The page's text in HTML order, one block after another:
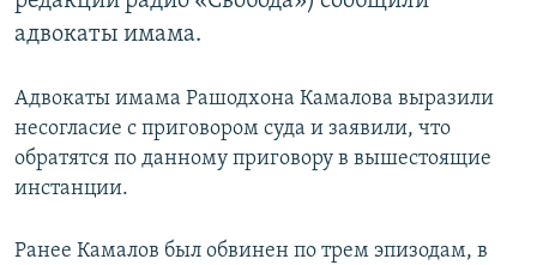
адвокаты имама.
Адвокаты имама Рашодхона Камалова выразили
несогласие с приговором суда и заявили, что
обратятся по данному приговору в вышестоящие
инстанции.
Ранее Камалов был обвинен по трем эпизодам, в